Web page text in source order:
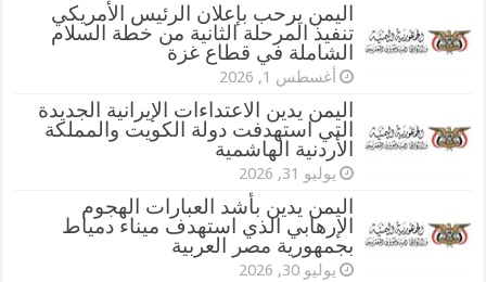
اليمن يرحب بإعلان الرئيس الأمريكي
تنفيذ المرحلة الثانية من خطة السلام
الشاملة في قطاع غزة
أغسطس 1, 2026
اليمن يدين الاعتداءات الإيرانية الجديدة
التي استهدفت دولة الكويت والمملكة
الأردنية الهاشمية
يوليو 31, 2026
اليمن يدين بأشد العبارات الهجوم
الإرهابي الذي استهدف ميناء دمياط
بجمهورية مصر العربية
يوليو 30, 2026